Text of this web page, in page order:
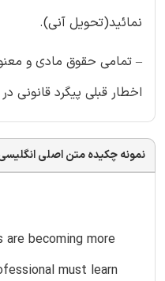
نمائید(تحویل آنی).
– تمامی حقوق مادی و
اخطار قبلی پیگرد قانونی
نمونه چکیده متن اصلی
becoming more
must learn